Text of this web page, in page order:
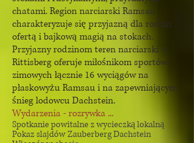
chatami. Region narciarski Ramsau
charakteryzuje się przyjazną dla rodzin
ofertą i bajkową magią na stokach.
Przyjazny rodzinom teren narciarski z
Rittisberg oferuje miłośnikom sportów
zimowych łącznie 16 wyciągów na
płaskowyżu Ramsau i na zapewniającym
śnieg lodowcu Dachstein.
Wydarzenia - rozrywka ...
Spotkanie powitalne z wycieczką lokalną
Pokaz slajdów Zauberberg Dachstein